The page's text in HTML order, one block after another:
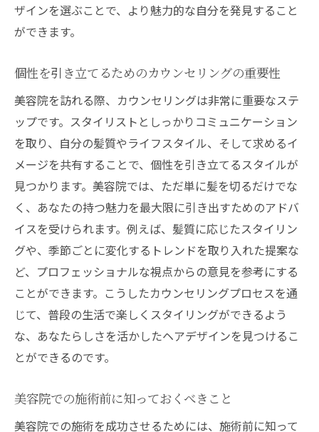
美容院で個性を引き出すスタイリングの秘訣
美容院でのスタイルカウンセリングの活用
個性を引き出すためのスタイルアドバイス
トレンドと個性を融合したスタイルの作り
方
美容院でのスタイリングテクニック
日常に映える個性派スタイルの提案
美容院でのスタイルチェンジのタイミング
美容院でのカウンセリングで理想のスタイルを
カウンセリングを通じたスタイル選びのス
テップ
美容院でのカウンセリングを成功させるポ
イント
理想のヘアスタイルを実現するためのコミ
ュニケーション
美容院でのカウンセリング事前準備
ザインを選ぶことで、より魅力的な自分を発見すること
ができます。
個性を引き立てるためのカウンセリングの重要性
美容院を訪れる際、カウンセリングは非常に重要なステ
ップです。スタイリストとしっかりコミュニケーション
を取り、自分の髪質やライフスタイル、そして求めるイ
メージを共有することで、個性を引き立てるスタイルが
見つかります。美容院では、ただ単に髪を切るだけでな
く、あなたの持つ魅力を最大限に引き出すためのアドバ
イスを受けられます。例えば、髪質に応じたスタイリン
グや、季節ごとに変化するトレンドを取り入れた提案な
ど、プロフェッショナルな視点からの意見を参考にする
ことができます。こうしたカウンセリングプロセスを通
じて、普段の生活で楽しくスタイリングができるよう
な、あなたらしさを活かしたヘアデザインを見つけるこ
とができるのです。
美容院での施術前に知っておくべきこと
美容院での施術を成功させるためには、施術前に知って